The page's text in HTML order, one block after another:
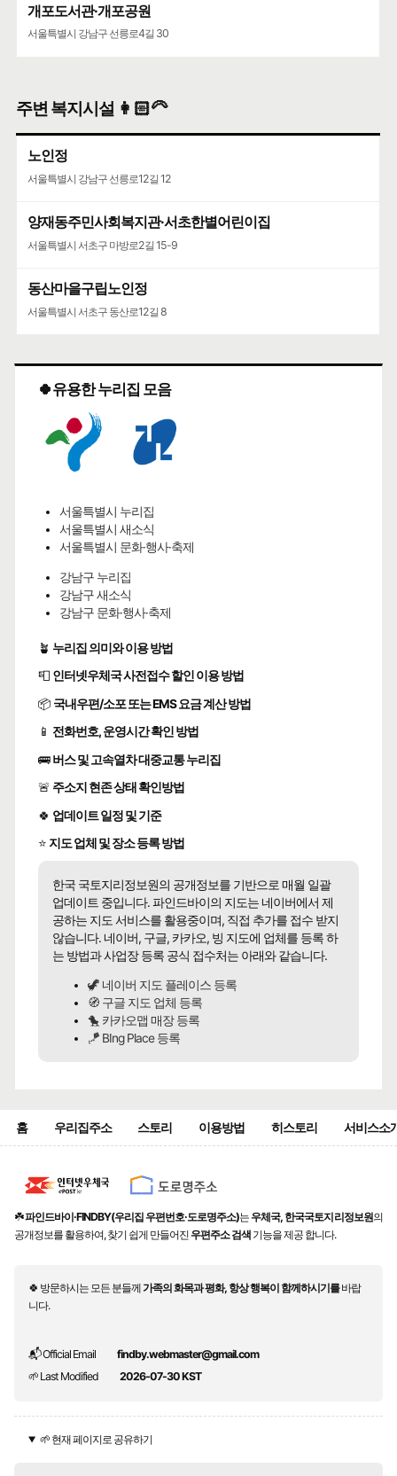
개포도서관·개포공원
서울특별시 강남구 선릉로4길 30
주변 복지시설 👩🏻‍🦳
노인정
서울특별시 강남구 선릉로12길 12
양재동주민사회복지관·서초한별어린이집
서울특별시 서초구 마방로2길 15-9
동산마을구립노인정
서울특별시 서초구 동산로12길 8
🍀유용한 누리집 모음
서울특별시 누리집
서울특별시 새소식
서울특별시 문화·행사·축제
강남구 누리집
강남구 새소식
강남구 문화·행사·축제
🪴 누리집 의미와 이용 방법
📮 인터넷우체국 사전접수 할인 이용 방법
📦 국내우편/소포 또는 EMS 요금 계산 방법
📱 전화번호, 운영시간 확인 방법
🚌버스 및 고속열차 대중교통 누리집
🚨 주소지 현존 상태 확인방법
🍀 업데이트 일정 및 기준
⭐ 지도 업체 및 장소 등록 방법
한국 국토지리정보원의 공개정보를 기반으로 매월 일괄
업데이트 중입니다. 파인드바이의 지도는 네이버에서 제
공하는 지도 서비스를 활용중이며, 직접 추가를 접수 받지
않습니다. 네이버, 구글, 카카오, 빙 지도에 업체를 등록 하
는 방법과 사업장 등록 공식 접수처는 아래와 같습니다.
🦖 네이버 지도 플레이스 등록
🧭 구글 지도 업체 등록
🐤 카카오맵 매장 등록
🪁 BIng Place 등록
홈 우리집주소 스토리 이용방법 히스토리 서비스소
☘️파인드바이·FINDBY(우리집 우편번호·도로명주소)는 우체국, 한국국토지리정보원의
공개정보를 활용하여, 찾기 쉽게 만들어진 우편주소 검색 기능을 제공 합니다.
🍀 방문하시는 모든 분들께가족의 화목과 평화, 항상 행복이 함께하시기를바랍
니다.
📬 Official Email
findby.webmaster@gmail.com
🌱 Last Modified
2026-07-30 KST
🌱 현재 페이지로 공유하기